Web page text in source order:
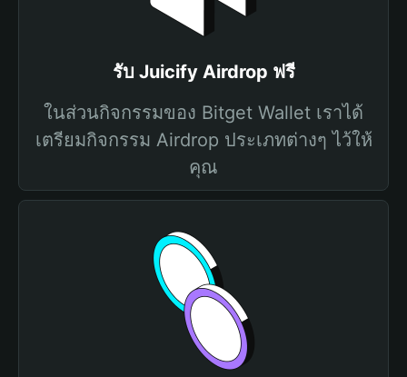
รับ Juicify Airdrop ฟรี
ในส่วนกิจกรรมของ Bitget Wallet เราได้
เตรียมกิจกรรม Airdrop ประเภทต่างๆ ไว้ให้
คุณ